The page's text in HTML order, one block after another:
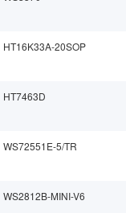
HT16K33A-20SOP
HT7463D
WS72551E-5/TR
WS2812B-MINI-V6